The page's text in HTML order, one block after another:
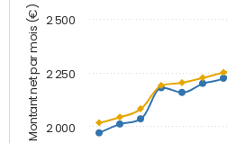
Montant net par mois (€) 2 000
2 250
2 500